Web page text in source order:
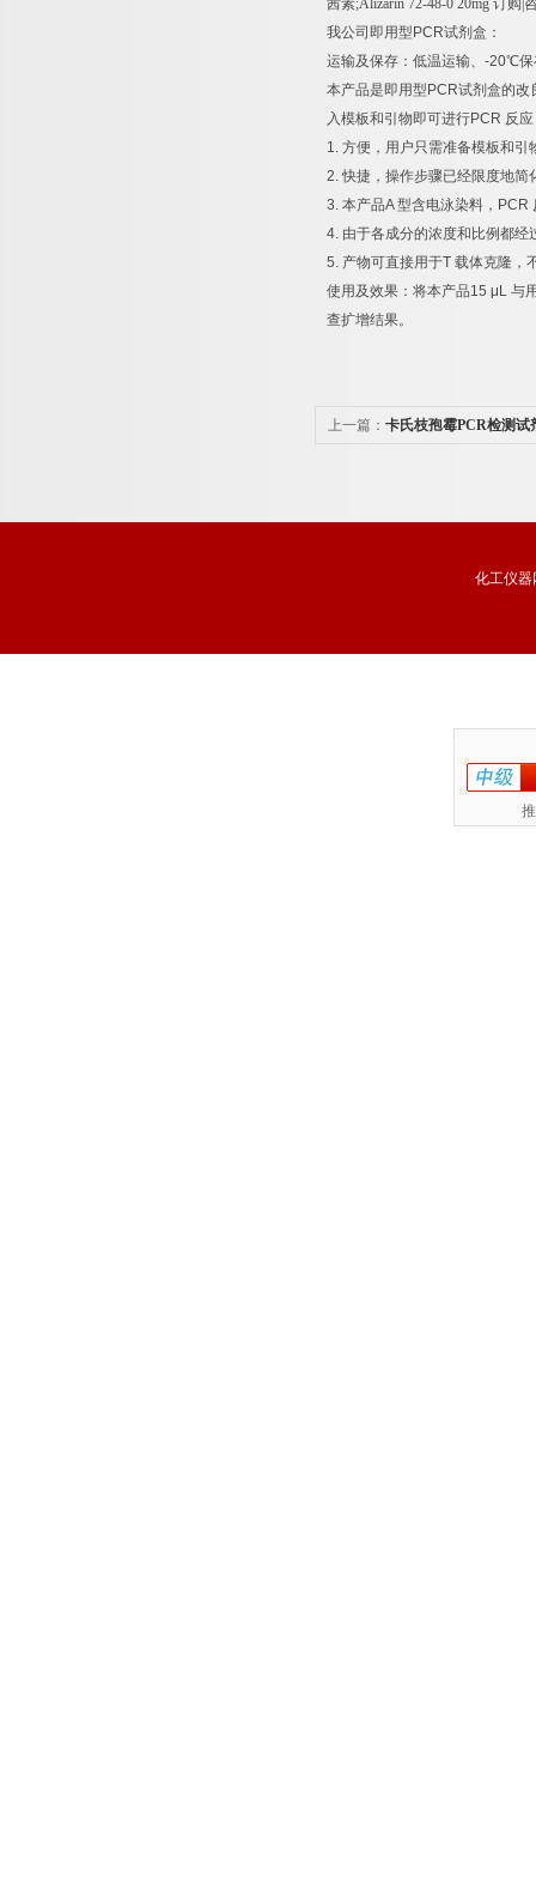
茜素;Alizarin 72-48-0 20mg 订购
我公司即用型 PCR试剂盒：
运输及保存：低温运输、 -20℃
本产品是即用型 PCR试剂盒的改
入模板和引物即可进行PCR 反
1. 方便，用户只需准备模板和引
2.快捷，操作步骤已经限度地简
3. 本产品A型含电泳染料， PCR
4. 由于各成分的浓度和比例都
5. 产物可直接用于T 载体克隆，
使用及效果：将本产品15 μL 与
查扩增结果。
上一篇： 卡氏枝孢霉PCR检测试
化工仪器